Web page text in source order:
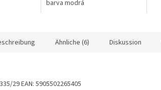
barva modrá
Ähnliche (6) Diskussion
29EAN: 5905502265405